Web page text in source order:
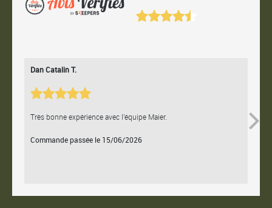
Dan Catalin T.
Très bonne expérience avec l'équipe Maier.
Commande passée le 15/06/2026